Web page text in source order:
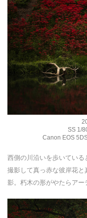
SS 1/
Canon EOS
西側の川沿いを歩いてい
撮影して真っ赤な彼岸花
影。朽木の形がやたらアー